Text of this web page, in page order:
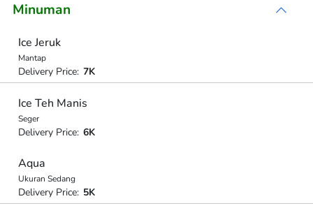
Minuman
Ice Jeruk
Mantap
Delivery Price: 7K
Ice Teh Manis
Seger
Delivery Price: 6K
Aqua
Ukuran Sedang
Delivery Price: 5K